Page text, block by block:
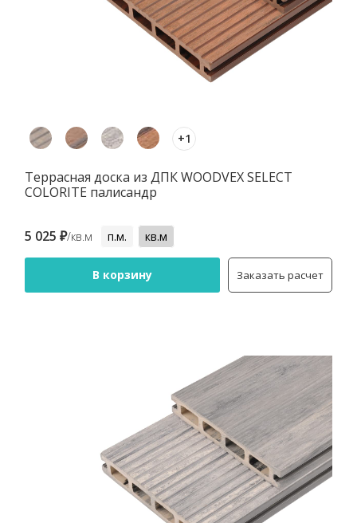
+1
Террасная доска из ДПК WOODVEX SELECT
COLORITE палисандр
5 025 ₽/кв.м п.м. кв.м
В корзину Заказать расчет